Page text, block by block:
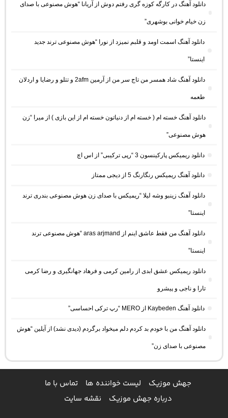
دانلود آهنگ در کارگه کوزه گری رفتم دوش از آریانا “هوش مصنوعی با صدای
زن خیام خوانی بوشهری”
دانلود آهنگ اسمت اومد و قلبم نمیزد از نورا “هوش مصنوعی ترند جدید
اینستا”
دانلود آهنگ شاد همسر من تاج سر من از آرمین 2afm و تتلو و رضایا و اردلان
طعمه
دانلود آهنگ خسته ام ( خسته ام از دنیاتون خسته ام از این بازی ) از میرا “زن
هوش مصنوعی”
دانلود ریمیکس پارکینسون 3 “رپی ترکیبی” از اس اچ
دانلود آهنگ ریمیکس رنگارنگ 5 از دیجی ممتاز
دانلود آهنگ زینبو وشه لیلا “ریمیکس با صدای زن هوش مصنوعی بندری ترند
اینستا”
دانلود آهنگ من فقط عاشق اینم از aras arjmand “هوش مصنوعی ترند
اینستا”
دانلود ریمیکس عشق ابدی از رامین کرمی و فرهاد جهانگیری و رضا کرمی
تارا و ناجی و پیشرو
دانلود آهنگ Kaybeden از MERO “رپ ترکی احساسی”
دانلود آهنگ من با خودم بد کردم دلم میخواد برگردم (دیدی نشد) از آیلین “هوش
مصنوعی با صدای زن”
جهش موزیک لیست خواننده ها
تماس با ما
درباره جهش موزیک
نقشه سایت